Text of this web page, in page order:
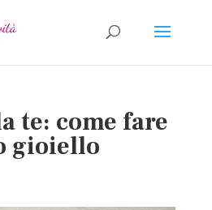
te: come fare
gioiello